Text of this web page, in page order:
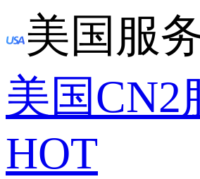
美国服
美国CN2
HOT